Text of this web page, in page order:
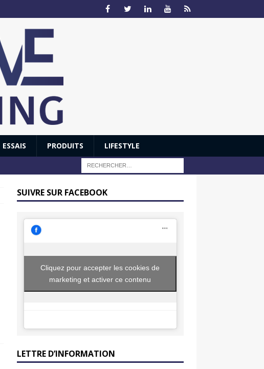
ESSAIS PRODUITS LIFESTYLE
SUIVRE SUR FACEBOOK
Cliquez pour accepter les cookies de
marketing et activer ce contenu
LETTRE D’INFORMATION